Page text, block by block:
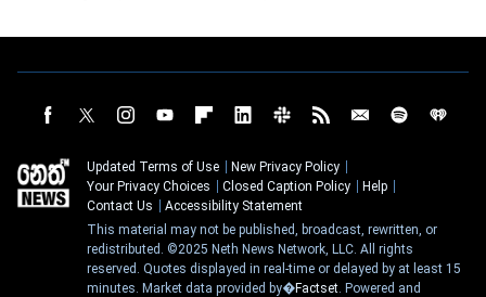
Updated Terms of Use
New Privacy Policy
Your Privacy Choices
Closed Caption Policy
Help
Contact Us
Accessibility Statement
This material may not be published, broadcast, rewritten, or
redistributed. ©2025 Neth News Network, LLC. All rights
reserved. Quotes displayed in real-time or delayed by at least 15
minutes. Market data provided by�Factset. Powered and